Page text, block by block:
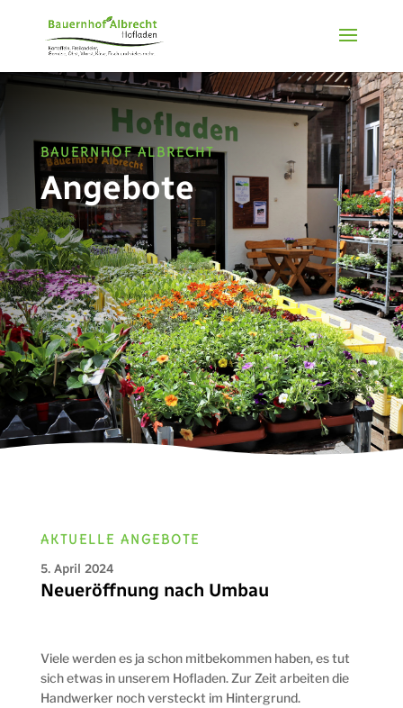
BAUERNHOF ALBRECHT
Angebote
AKTUELLE ANGEBOTE
5. April 2024
Neueröffnung nach Umbau
Viele werden es ja schon mitbekommen haben, es tut
sich etwas in unserem Hofladen. Zur Zeit arbeiten die
Handwerker noch versteckt im Hintergrund.